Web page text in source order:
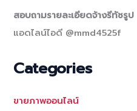
สอบถามรายละเอียดจ้างรีทัชรูป
แอดไลน์ไอดี @mmd4525f
Categories
ขายภาพออนไลน์